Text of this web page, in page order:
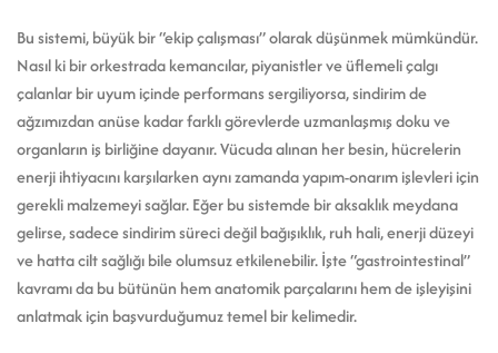
Bu sistemi, büyük bir “ekip çalışması” olarak düşünmek mümkündür.
Nasıl ki bir orkestrada kemancılar, piyanistler ve üflemeli çalgı
çalanlar bir uyum içinde performans sergiliyorsa, sindirim de
ağzımızdan anüse kadar farklı görevlerde uzmanlaşmış doku ve
organların iş birliğine dayanır. Vücuda alınan her besin, hücrelerin
enerji ihtiyacını karşılarken aynı zamanda yapım-onarım işlevleri için
gerekli malzemeyi sağlar. Eğer bu sistemde bir aksaklık meydana
gelirse, sadece sindirim süreci değil bağışıklık, ruh hali, enerji düzeyi
ve hatta cilt sağlığı bile olumsuz etkilenebilir. İşte “gastrointestinal”
kavramı da bu bütünün hem anatomik parçalarını hem de işleyişini
anlatmak için başvurduğumuz temel bir kelimedir.